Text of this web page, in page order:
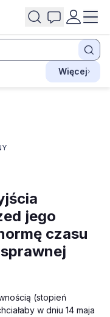
Więcej
jego
czasu
(stopień
w dniu 14 maja